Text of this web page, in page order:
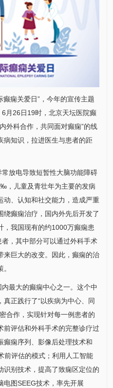
痫关爱日”，今年的宣传主题
6月26日19时，北京天坛医院癫
外科合作，共同面对癫痫”的线
病知识，拉进医生与患者的距
放电导致短暂性大脑功能障碍
，儿童及青壮年为主要的发病
动、认知和社交能力，造成严重
绕癫痫治疗，国内外先后开发了
，我国现有的约1000万癫痫患
，其中部分可以通过外科手术
来巨大的改变。因此，癫痫的治
最大的癫痫中心之一。这个中
真正践行了“以疾病为中心、同
合作，实现针对每一例患者的
前评估和外科手术的完整诊疗过
癫痫序列、影像后处理技术和
前评估的模式；利用人工智能
识别技术，提高了致痫区定位的
电图SEEG技术，率先开展